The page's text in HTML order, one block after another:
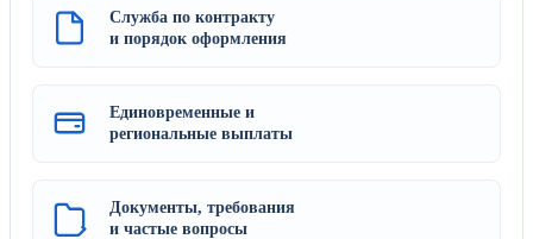
Служба по контракту
и порядок оформления
Единовременные и
региональные выплаты
Документы, требования
и частые вопросы